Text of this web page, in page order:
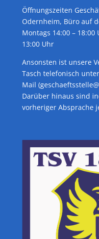
Öffnungszeiten
Odernheim, Büro auf
Montags 14:00 –
13:00 Uhr
Ansonsten ist unsere
Tasch telefonisch
Mail
Darüber hinaus sind
vorheriger Absprache